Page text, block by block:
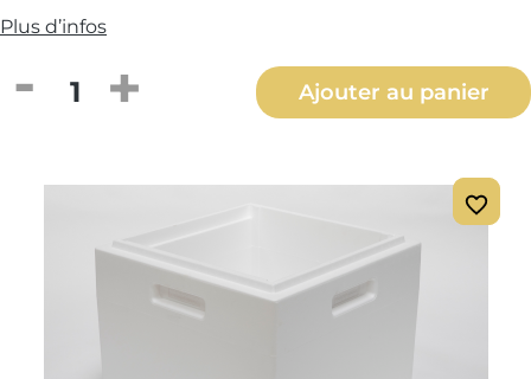
Plus d’infos
Quantité de produit : Entrez la
Ajouter au panier